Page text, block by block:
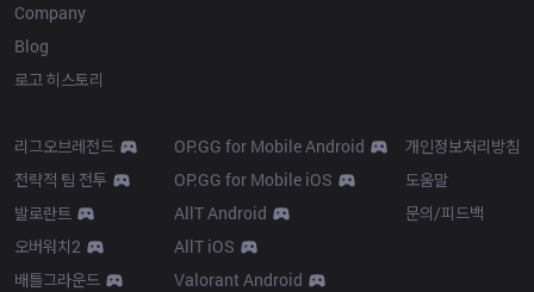
Company
Blog
로고 히스토리
리그오브레전드
전략적 팀 전투
발로란트
오버워치2
배틀그라운드
OP.GG for Mobile Android
OP.GG for Mobile iOS
AllT Android
AllT iOS
Valorant Android
개인정보처리방침
도움말
문의/피드백